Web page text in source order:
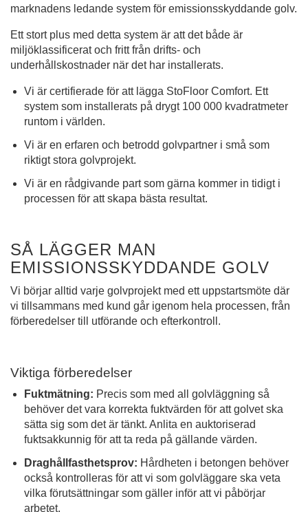
marknadens ledande system för emissionsskyddande golv.
Ett stort plus med detta system är att det både är
miljöklassificerat och fritt från drifts- och
underhållskostnader när det har installerats.
Vi är certifierade för att lägga StoFloor Comfort. Ett
system som installerats på drygt 100 000 kvadratmeter
runtom i världen.
Vi är en erfaren och betrodd golvpartner i små som
riktigt stora golvprojekt.
Vi är en rådgivande part som gärna kommer in tidigt i
processen för att skapa bästa resultat.
SÅ LÄGGER MAN
EMISSIONSSKYDDANDE GOLV
Vi börjar alltid varje golvprojekt med ett uppstartsmöte där
vi tillsammans med kund går igenom hela processen, från
förberedelser till utförande och efterkontroll.
Viktiga förberedelser
Fuktmätning: Precis som med all golvläggning så
behöver det vara korrekta fuktvärden för att golvet ska
sätta sig som det är tänkt. Anlita en auktoriserad
fuktsakkunnig för att ta reda på gällande värden.
Draghållfasthetsprov: Hårdheten i betongen behöver
också kontrolleras för att vi som golvläggare ska veta
vilka förutsättningar som gäller inför att vi påbörjar
arbetet.